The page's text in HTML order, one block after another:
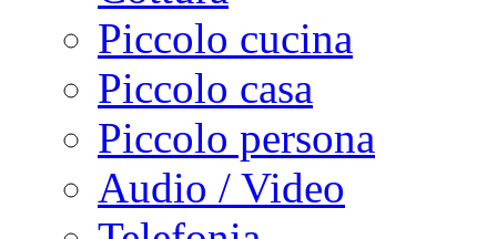
Piccolo cucina
Piccolo casa
Piccolo persona
Audio / Video